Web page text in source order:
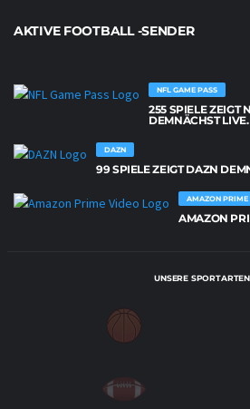
AKTIVE FOOTBALL -SENDER
NFL GAME PASS
255 SPIELE ZEIGT
DEMNÄCHST LIVE.
DAZN
99 SPIELE ZEIGT DAZN
AMAZON PRIME
AMAZON
UNSERE